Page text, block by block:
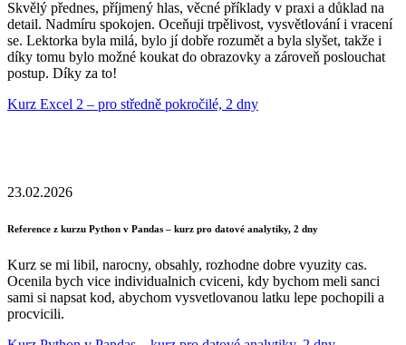
Skvělý přednes, příjmený hlas, věcné příklady v praxi a důklad na
detail. Nadmíru spokojen. Oceňuji trpělivost, vysvětlování i vracení
se. Lektorka byla milá, bylo jí dobře rozumět a byla slyšet, takže i
díky tomu bylo možné koukat do obrazovky a zároveň poslouchat
postup. Díky za to!
Kurz Excel 2 – pro středně pokročilé, 2 dny
23.02.2026
Reference z kurzu Python v Pandas – kurz pro datové analytiky, 2 dny
Kurz se mi libil, narocny, obsahly, rozhodne dobre vyuzity cas.
Ocenila bych vice individualnich cviceni, kdy bychom meli sanci
sami si napsat kod, abychom vysvetlovanou latku lepe pochopili a
procvicili.